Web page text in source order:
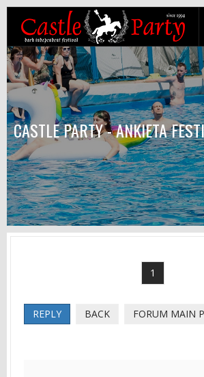
CASTLE PARTY - ANKIETA
1
REPLY BACK FORUM MAIN